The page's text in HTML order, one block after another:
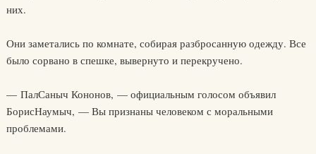
них.
Они заметались по комнате, собирая разбросанную одежду. Все
было сорвано в спешке, вывернуто и перекручено.
— ПалСаныч Кононов, — официальным голосом объявил
БорисНаумыч, — Вы признаны человеком с моральными
проблемами.